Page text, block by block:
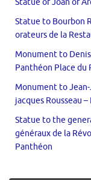
Statue of Joan of
Statue to Bourbon
orateurs de la
Monument to
Panthéon Place du
Monument to Jean-
jacques Rousseau
Statue to the
généraux de la
Panthéon